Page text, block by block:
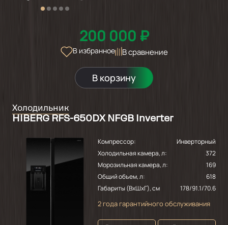
200 000 ₽
В избранное В сравнение
В корзину
Холодильник
HIBERG RFS-650DX NFGB Inverter
Компрессор:
Инверторный
Холодильная камера, л:
372
Морозильная камера, л:
169
Общий объем, л:
618
Габариты (ВхШхГ), см
178/91.1/70.6
2 года гарантийного обслуживания